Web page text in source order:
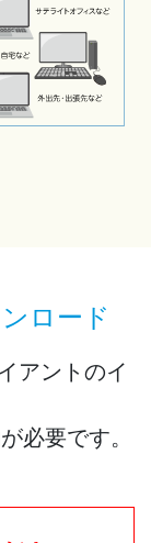
ロード
アントのイ
必要です。